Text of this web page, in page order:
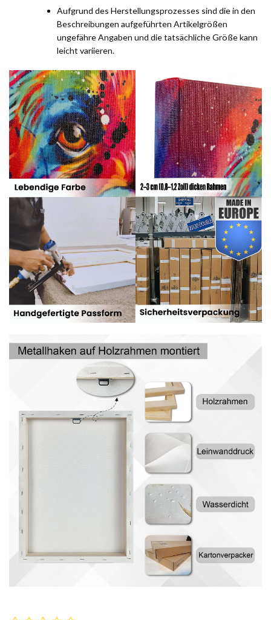
Aufgrund des Herstellungsprozesses sind die in den
Beschreibungen aufgeführten Artikelgrößen
ungefähre Angaben und die tatsächliche Größe kann
leicht variieren.